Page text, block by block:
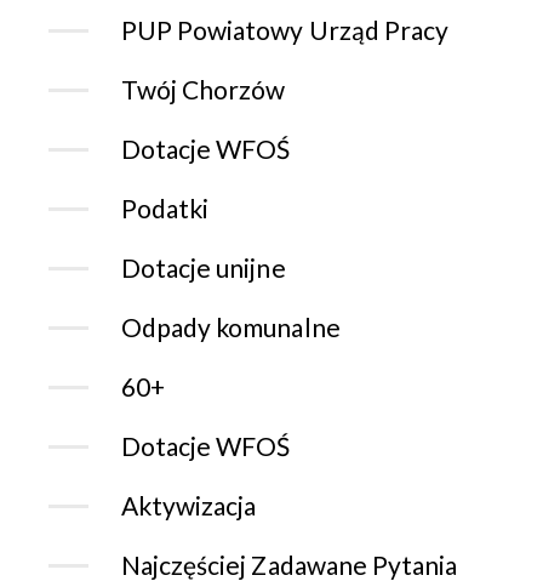
PUP Powiatowy Urząd Pracy
Twój Chorzów
Dotacje WFOŚ
Podatki
Dotacje unijne
Odpady komunalne
60+
Dotacje WFOŚ
Aktywizacja
Najczęściej Zadawane Pytania